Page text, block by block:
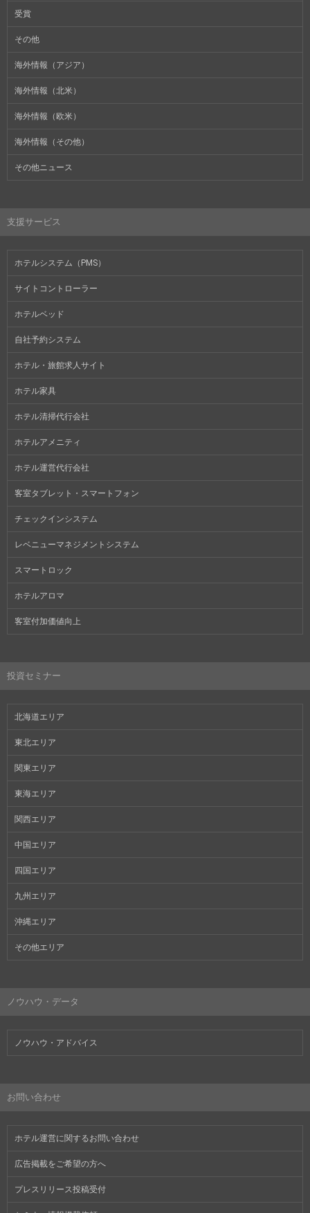
受賞
その他
海外情報（アジア）
海外情報（北米）
海外情報（欧米）
海外情報（その他）
その他ニュース
支援サービス
ホテルシステム（PMS）
サイトコントローラー
ホテルベッド
自社予約システム
ホテル・旅館求人サイト
ホテル家具
ホテル清掃代行会社
ホテルアメニティ
ホテル運営代行会社
客室タブレット・スマートフォン
チェックインシステム
レベニューマネジメントシステム
スマートロック
ホテルアロマ
客室付加価値向上
投資セミナー
北海道エリア
東北エリア
関東エリア
東海エリア
関西エリア
中国エリア
四国エリア
九州エリア
沖縄エリア
その他エリア
ノウハウ・データ
ノウハウ・アドバイス
お問い合わせ
ホテル運営に関するお問い合わせ
広告掲載をご希望の方へ
プレスリリース投稿受付